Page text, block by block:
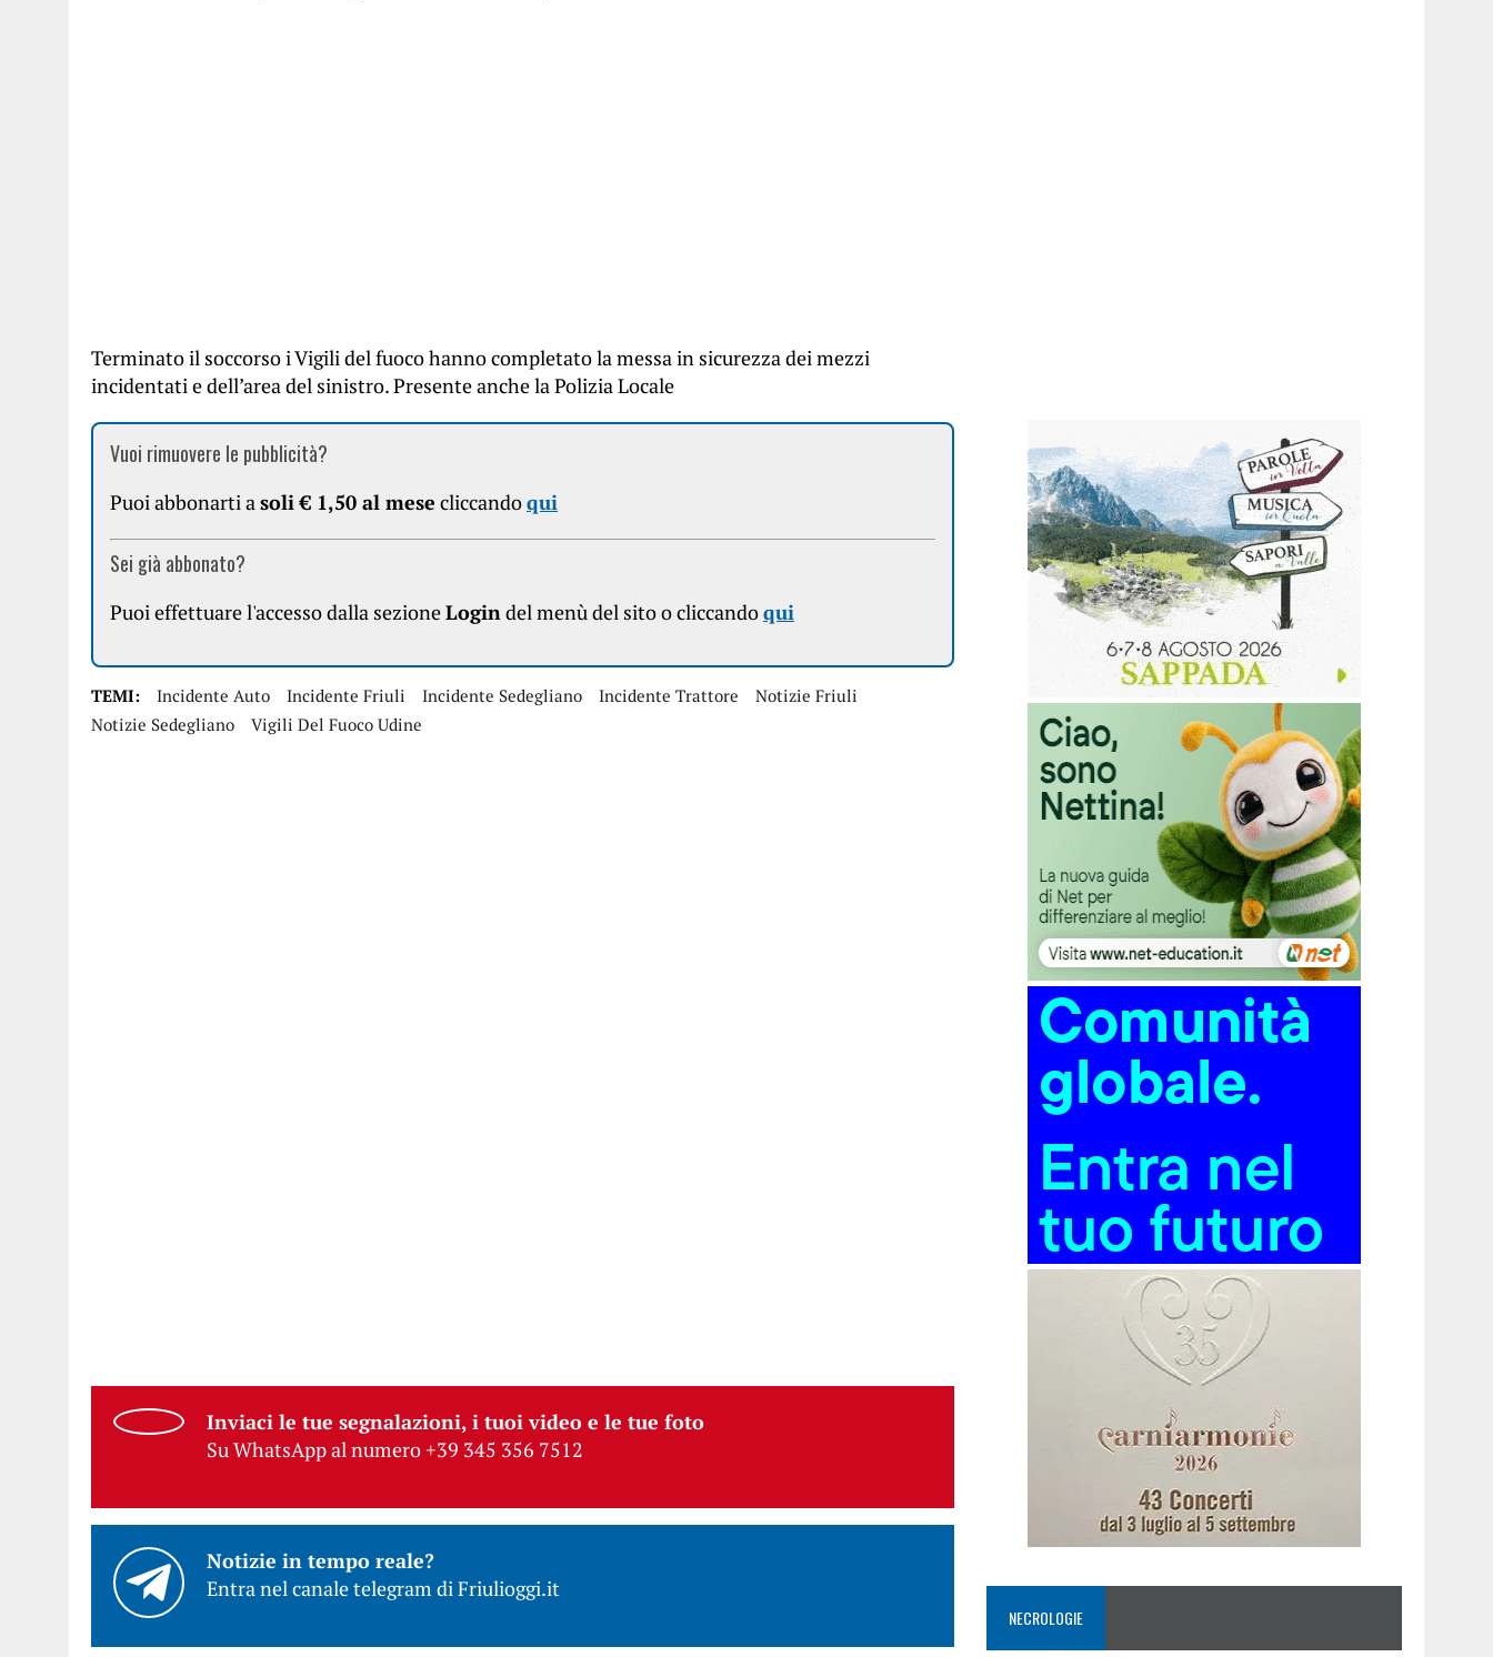
Terminato il soccorso i Vigili del fuoco hanno completato la messa in sicurezza dei mezzi
incidentati e dell’area del sinistro. Presente anche la Polizia Locale
Vuoi rimuovere le pubblicità?
Puoi abbonarti asoli € 1,50 al mese cliccandoqui
Sei già abbonato?
Puoi effettuare l'accesso dalla sezioneLogindel menù del sito o cliccandoqui
TEMI: Incidente Auto Incidente Friuli Incidente Sedegliano Incidente Trattore
Notizie Friuli
Notizie Sedegliano
Vigili Del Fuoco Udine
Inviaci le tue segnalazioni, i tuoi video e le tue foto
Su WhatsApp al numero +39 345 356 7512
Notizie in tempo reale?
Entra nel canale telegram di Friulioggi.it
NECROLOGIE